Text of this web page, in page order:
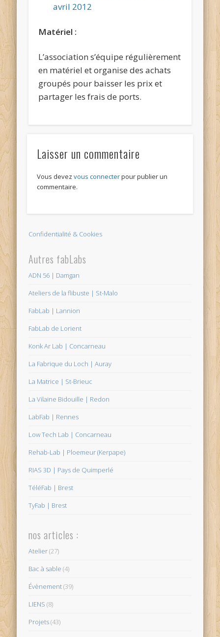
avril 2012
Matériel :
L’association s’équipe régulièrement
en matériel et organise des achats
groupés pour baisser les prix et
partager les frais de ports.
Laisser un commentaire
Vous devez vous connecterpour publier un
commentaire.
Confidentialité & Cookies
Autres fabLabs
ADN 56 | Damgan
Ateliers de la flibuste | St-Malo
FabLab | Lannion
FabLab de Lorient
Konk Ar Lab | Concarneau
La Fabrique du Loch | Auray
La Matrice | St-Brieuc
La Vilaine Bidouille | Redon
LabFab | Rennes
Low Tech Lab | Concarneau
Rehab-Lab | Ploemeur (Kerpape)
RIAS 3D | Pays de Quimperlé
TéléFab | Brest
TyFab | Brest
nos articles :
Atelier(27)
Bac à sable (4)
Évènement(39)
LIENS (8)
Projets(43)